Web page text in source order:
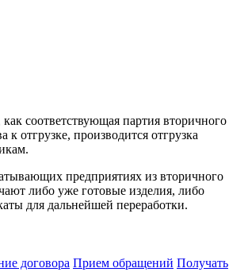
соответствующая партия вторичного
к отгрузке, производится отгрузка
предприятиях из вторичного
либо уже готовые изделия, либо
для дальнейшей переработки.
договора Прием обращений Получать